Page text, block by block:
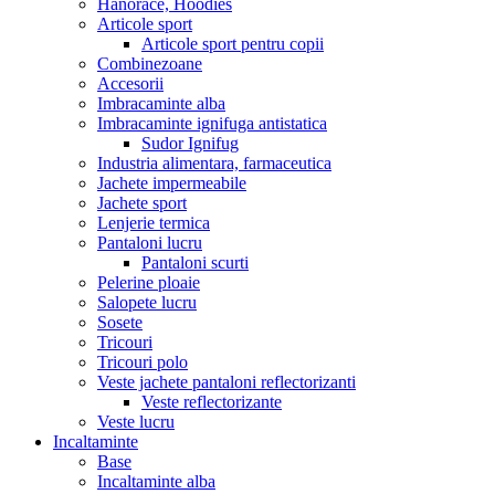
Hanorace, Hoodies
Articole sport
Articole sport pentru copii
Combinezoane
Accesorii
Imbracaminte alba
Imbracaminte ignifuga antistatica
Sudor Ignifug
Industria alimentara, farmaceutica
Jachete impermeabile
Jachete sport
Lenjerie termica
Pantaloni lucru
Pantaloni scurti
Pelerine ploaie
Salopete lucru
Sosete
Tricouri
Tricouri polo
Veste jachete pantaloni reflectorizanti
Veste reflectorizante
Veste lucru
Incaltaminte
Base
Incaltaminte alba